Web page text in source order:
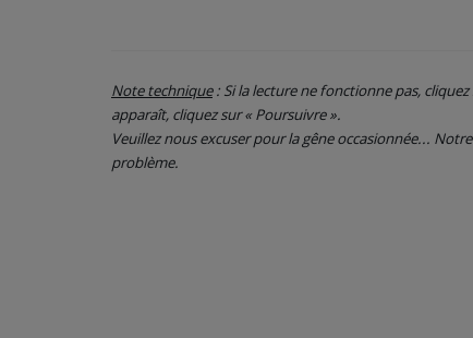
Note technique: Si la lecture ne fonctionne pas,
apparaît, cliquez sur « Poursuivre ».
Veuillez nous excuser pour la gêne occasionnée...
problème.